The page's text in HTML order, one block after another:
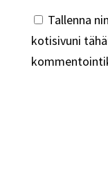
Tallenna
kotisivuni